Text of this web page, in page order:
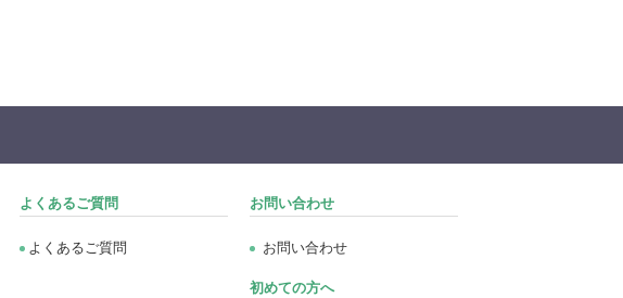
よくあるご質問
よくあるご質問
お問い合わせ
お問い合わせ
初めての方へ